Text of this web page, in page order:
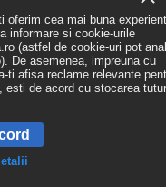
oferim cea mai buna
informare si cookie-urile
(astfel de cookie-uri pot
De asemenea, impreuna cu
ti afisa reclame relevante
de acord cu stocarea